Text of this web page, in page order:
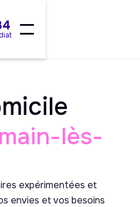
lès-
expérimentées et
envies et vos besoins